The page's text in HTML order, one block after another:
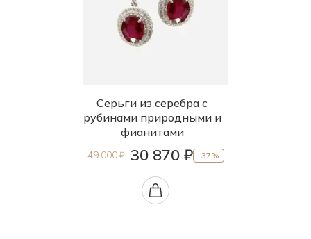
Серьги из серебра с
рубинами природными и
фианитами
49 000 ₽ 30 870 ₽ -37%